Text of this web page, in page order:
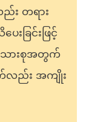
း တရား
းခြင်းဖြင့်
သားစုအတွက်
ည်း အကျိုး